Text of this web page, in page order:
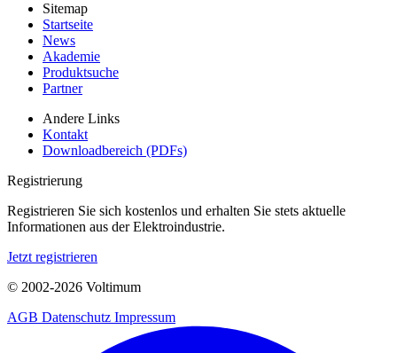
Sitemap
Startseite
News
Akademie
Produktsuche
Partner
Andere Links
Kontakt
Downloadbereich (PDFs)
Registrierung
Registrieren Sie sich kostenlos und erhalten Sie stets aktuelle
Informationen aus der Elektroindustrie.
Jetzt registrieren
© 2002-2026 Voltimum
AGB Datenschutz Impressum